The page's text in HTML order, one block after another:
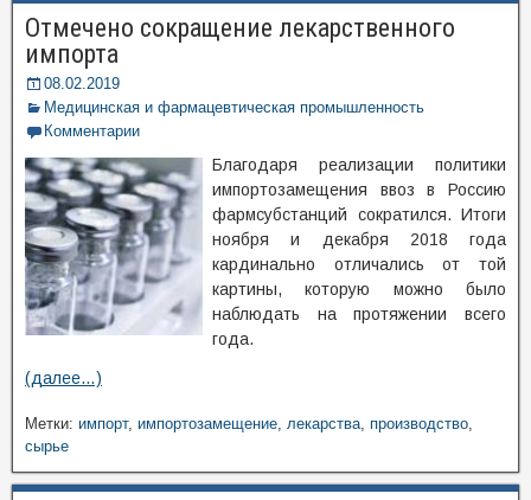
Отмечено сокращение лекарственного
импорта
08.02.2019
Медицинская и фармацевтическая промышленность
Комментарии
Благодаря реализации политики
импортозамещения ввоз в Россию
фармсубстанций сократился. Итоги
ноября и декабря 2018 года
кардинально отличались от той
картины, которую можно было
наблюдать на протяжении всего
года.
(далее…)
Метки: импорт, импортозамещение, лекарства, производство,
сырье